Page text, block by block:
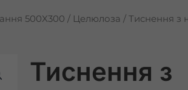
500X300 / Целюлоза / Тиснення з
Тиснення з